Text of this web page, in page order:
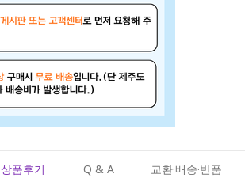
상품후기 Q & A 교환·배송·반품